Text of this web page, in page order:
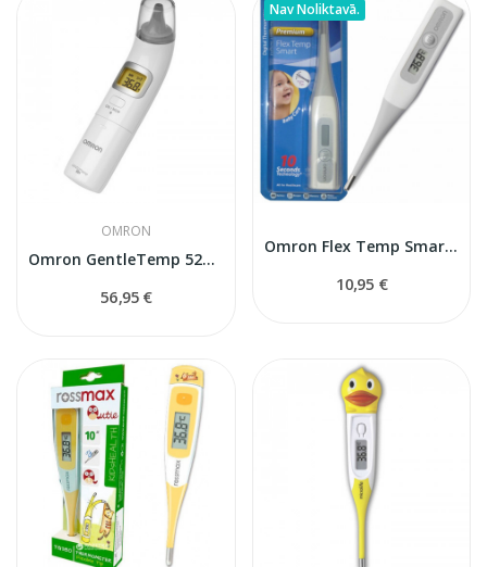
OMRON
Omron GentleTemp 520 bezkontakta termometrs
56,95 €
Nav Noliktavā.
Omron Flex Temp Smart termometrs
10,95 €